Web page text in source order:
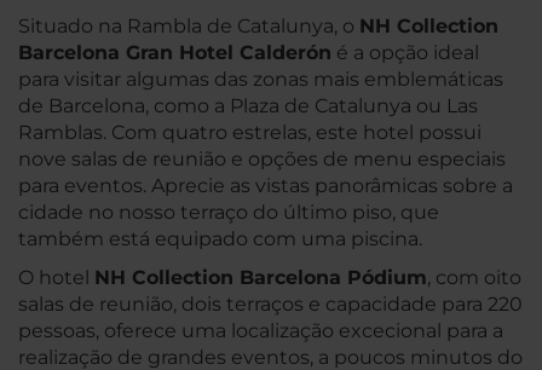
Situado na Rambla de Catalunya, o NH Collection
Barcelona Gran Hotel Calderón é a opção ideal
para visitar algumas das zonas mais emblemáticas
de Barcelona, como a Plaza de Catalunya ou Las
Ramblas. Com quatro estrelas, este hotel possui
nove salas de reunião e opções de menu especiais
para eventos. Aprecie as vistas panorâmicas sobre a
cidade no nosso terraço do último piso, que
também está equipado com uma piscina.
O hotel NH Collection Barcelona Pódium, com oito
salas de reunião, dois terraços e capacidade para 220
pessoas, oferece uma localização excecional para a
realização de grandes eventos, a poucos minutos do